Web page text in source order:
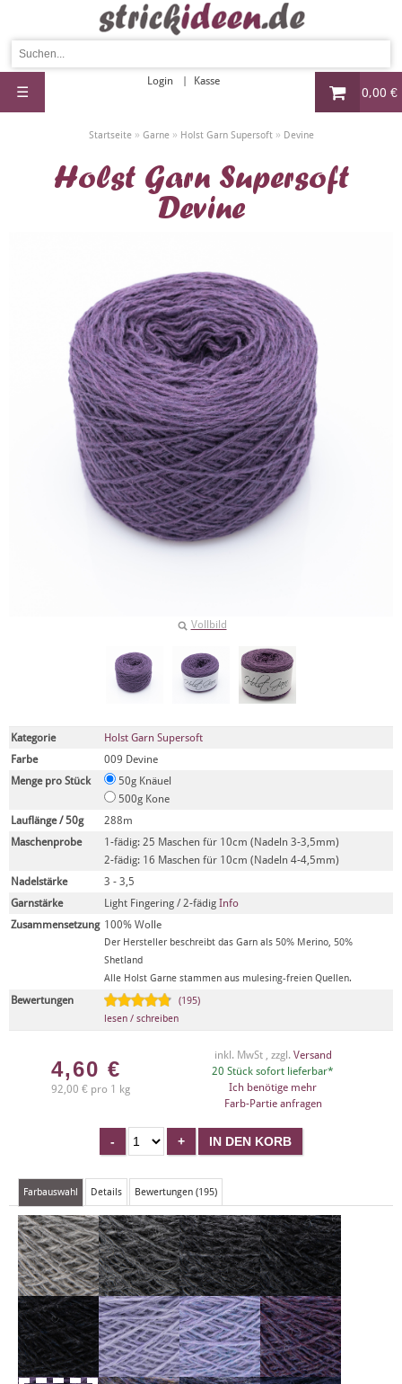
0,00 €
Login Kasse
☰
Startseite» Garne» Holst Garn Supersoft» Devine
Holst Garn Supersoft
Devine
Vollbild
Kategorie
Holst Garn Supersoft
Farbe
009 Devine
Menge pro Stück
50g Knäuel
500g Kone
Lauflänge / 50g
288m
Maschenprobe
1-fädig: 25 Maschen für 10cm (Nadeln 3-3,5mm)
2-fädig: 16 Maschen für 10cm (Nadeln 4-4,5mm)
Nadelstärke
3 - 3,5
Garnstärke
Light Fingering / 2-fädig Info
Zusammensetzung 100% Wolle
Der Hersteller beschreibt das Garn als 50% Merino, 50%
Shetland
Alle Holst Garne stammen aus mulesing-freien Quellen.
Bewertungen
(195)
lesen / schreiben
4,60 €
92,00 € pro 1 kg
inkl. MwSt , zzgl. Versand
20 Stück sofort lieferbar*
Ich benötige mehr
Farb-Partie anfragen
Farbauswahl Details Bewertungen (195)